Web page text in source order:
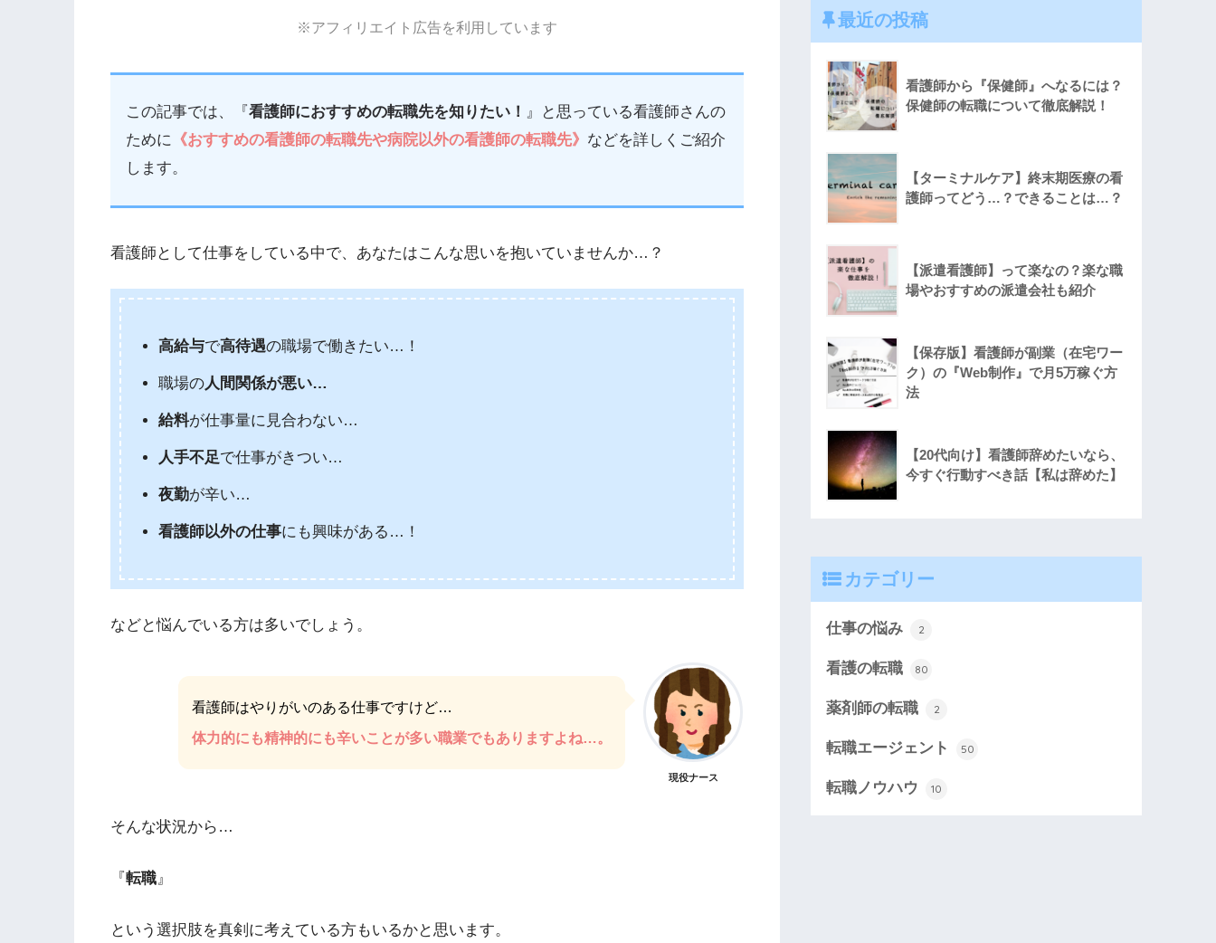
※アフィリエイト広告を利用しています
この記事では、『看護師におすすめの転職先を知りたい！ 』と思っている看護師さんの
ために 《おすすめの看護師の転職先や病院以外の看護師の転職先》 などを詳しくご紹介
します。
看護師として仕事をしている中で、 あなたはこんな思いを抱いていませんか…？
高給与で高待遇の職場で働きたい…！
職場の人間関係が悪い…
給料が仕事量に見合わない…
人手不足で仕事がきつい…
夜勤が辛い…
看護師以外の仕事にも興味がある…！
などと悩んでいる方は多いでしょう。
看護師はやりがいのある仕事ですけど…
体力的にも精神的にも辛いことが多い職業でもありますよね…。
現役ナース
そんな状況から…
『転職』
という選択肢を真剣に考えている方もいるかと思います。
最近の投稿
看護師から『保健師』へなるには？
保健師の転職について徹底解説！
【ターミナルケア】終末期医療の看
護師ってどう…？できることは…？
【派遣看護師】って楽なの？楽な職
場やおすすめの派遣会社も紹介
【保存版】看護師が副業（在宅ワー
ク）の『Web制作』で月5万稼ぐ方
法
【20代向け】看護師辞めたいなら、
今すぐ行動すべき話【私は辞めた】
カテゴリー
仕事の悩み 2
看護の転職 80
薬剤師の転職 2
転職エージェント 50
転職ノウハウ 10